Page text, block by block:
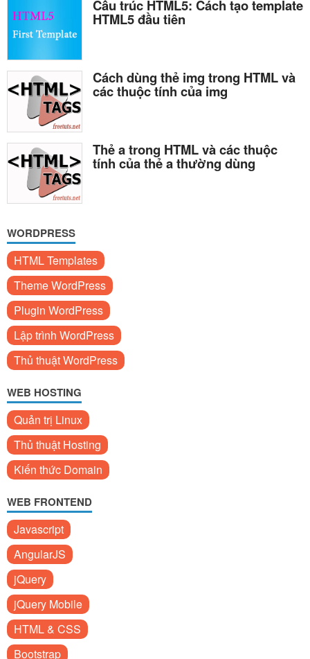
Cấu trúc HTML5: Cách tạo template
HTML5 đầu tiên
Cách dùng thẻ img trong HTML và
các thuộc tính của img
Thẻ a trong HTML và các thuộc
tính của thẻ a thường dùng
WORDPRESS
HTML Templates
Theme WordPress
Plugin WordPress
Lập trình WordPress
Thủ thuật WordPress
WEB HOSTING
Quản trị Linux
Thủ thuật Hosting
Kiến thức Domain
WEB FRONTEND
Javascript
AngularJS
jQuery
jQuery Mobile
HTML & CSS
Bootstrap